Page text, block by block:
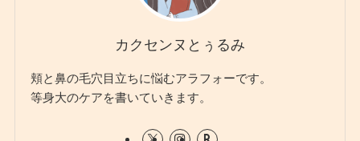
カクセンヌとぅるみ
頬と鼻の毛穴目立ちに悩むアラフォーです。
等身大のケアを書いていきます。